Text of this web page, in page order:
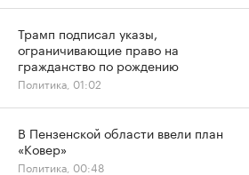
Трамп подписал указы,
ограничивающие право на
гражданство по рождению
Политика, 01:02
В Пензенской области ввели план
«Ковер»
Политика, 00:48